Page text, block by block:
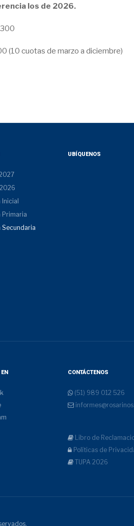
los de 2026.
(10 cuotas de marzo a diciembre)
Primaria
Secundaria
UBÍQUENOS
CONTÁCTENOS
(51) 989 012 526
Libro de
Políticas de
TUPA 2026